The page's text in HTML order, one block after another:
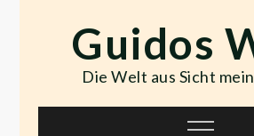
contentGuidos
Die Welt aus Sicht
Menu